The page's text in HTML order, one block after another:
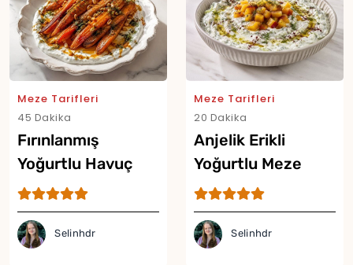
Meze Tarifleri
45 Dakika
Fırınlanmış
Yoğurtlu Havuç
Mezesi Tarifi
Selinhdr
Meze Tarifleri
20 Dakika
Anjelik Erikli
Yoğurtlu Meze
Tarifi
Selinhdr